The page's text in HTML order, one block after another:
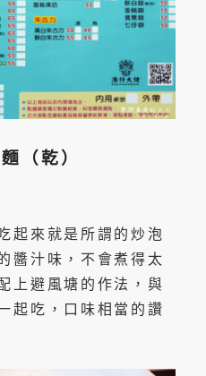
（乾）
起來就是所謂的炒泡
醬汁味，不會煮得太
上避風塘的作法，與
起吃，口味相當的讚